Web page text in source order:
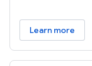
Learn more